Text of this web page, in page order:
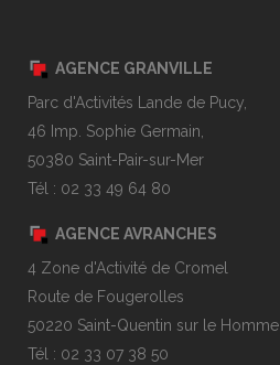
AGENCE GRANVILLE
Parc d'Activités Lande de Pucy,
46 Imp. Sophie Germain,
50380 Saint-Pair-sur-Mer
Tél : 02 33 49 64 80
AGENCE AVRANCHES
4 Zone d'Activité de Cromel
Route de Fougerolles
50220 Saint-Quentin sur le Homme
Tél : 02 33 07 38 50